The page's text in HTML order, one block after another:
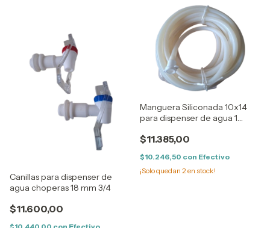
Canillas para dispenser de
agua choperas 18 mm 3/4
$11.600,00
Manguera Siliconada 10x14
para dispenser de agua 1
$11.385,00
$10.246,50 con Efectivo
¡Solo quedan 2 en stock!